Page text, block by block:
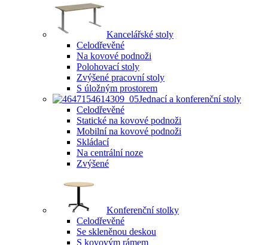
Kancelářské stoly
Celodřevěné
Na kovové podnoži
Polohovací stoly
Zvýšené pracovní stoly
S úložným prostorem
Jednací a konferenční stoly
Celodřevěné
Statické na kovové podnoži
Mobilní na kovové podnoži
Skládací
Na centrální noze
Zvýšené
Konferenční stolky
Celodřevěné
Se skleněnou deskou
S kovovým rámem